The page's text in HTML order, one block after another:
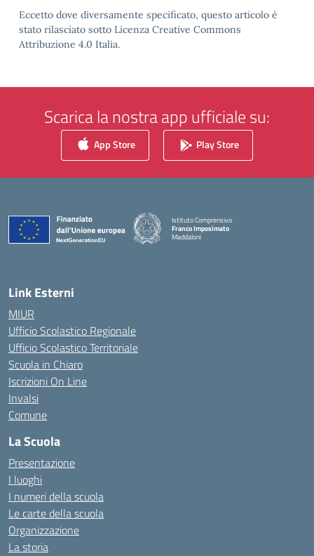
Eccetto dove diversamente specificato, questo articolo è
stato rilasciato sotto Licenza Creative Commons
Attribuzione 4.0 Italia.
Scarica la nostra app ufficiale su:
App Store Play Store
Istituto Comprensivo
Franco Imposimato
Maddaloni
Link Esterni
MIUR
Ufficio Scolastico Regionale
Ufficio Scolastico Territoriale
Scuola in Chiaro
Iscrizioni On Line
Invalsi
Comune
La Scuola
Presentazione
I luoghi
I numeri della scuola
Le carte della scuola
Organizzazione
La storia